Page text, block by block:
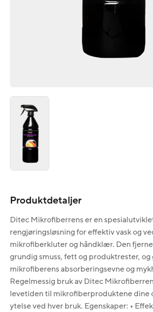
Produktdetaljer
Ditec Mikrofiberrens er en
rengjøringsløsning for effektiv vask og
mikrofiberkluter og håndklær. Den
grundig smuss, fett og produktrester,
mikrofiberens absorberingsevne og
Regelmessig bruk av Ditec
levetiden til mikrofiberproduktene dine
ytelse ved hver bruk. Egenskaper: •